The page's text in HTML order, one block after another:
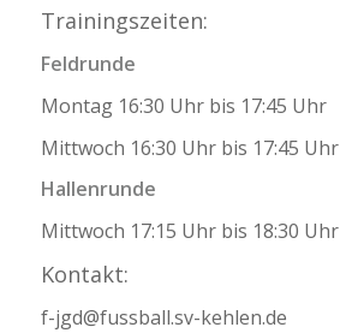
Trainingszeiten:
Feldrunde
Montag 16:30 Uhr bis 17:45 Uhr
Mittwoch 16:30 Uhr bis 17:45 Uhr
Hallenrunde
Mittwoch 17:15 Uhr bis 18:30 Uhr
Kontakt:
f-jgd@fussball.sv-kehlen.de